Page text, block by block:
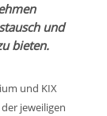
und
bieten.
und KIX
jeweiligen